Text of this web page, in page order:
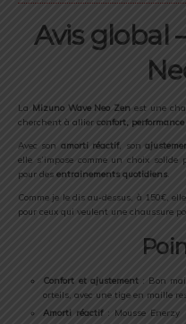
Avis global
La Mizuno Wave Neo Zen est une
cherchent à allier confort, performance
Avec son amorti réactif, son
elle s’impose comme un choix
pour des entrainements quotidiens
Comme je le dis au-dessus, à 150€,
pour ceux qui veulent une chaussure
Confort et ajustement : Bon
orteils, avec une tige en maille
Amorti réactif: Mousse Enerzy